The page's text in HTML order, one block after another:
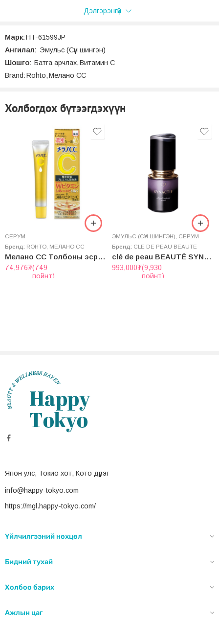
хөгшрөлтийн толбо, сэвх үүсэхээс сэргийлж, арьсыг илүү
Батгасны дараа ч арьсыг чийгшүүлж, сэргээж өгнө
Цитрусын үнэртэй.
*2: Дикалийн глициризинат
*3: Alpinia цагаан, нимбэгийн ханд, бэрсүүт жүржийн ханд CC
Дэлгэрэнгүй
Марк:HT-61599JP
Ангилал: Эмульс (Сүүн шингэн)
Шошго: Батга арчлах,Витамин C
Brand:Rohto,Мелано CC
Холбогдох бүтээгдэхүүн
СЕРУМ
Бренд: ROHTO МЕЛАНО CC
Мелано CC Толбоны эсрэг тосон Сэрум
74,976₮(749
пойнт)
ЭМУЛЬС (СҮҮН ШИНГЭН)
СЕРУМ
Бренд: CLE DE PEAU BEAUTE
clé de peau BEAUTÉ SYNACTIF NIGHTTIME MOISTURIZER 40ml
993,000₮(9,930
пойнт)
Япон улс, Токио хот, Кото дүүрэг
info@happy-tokyo.com
https://mgl.happy-tokyo.com/
Үйлчилгээний нөхцөл
Бидний тухай
Холбоо барих
Ажлын цаг